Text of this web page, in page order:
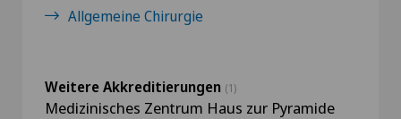
Allgemeine Chirurgie
Weitere Akkreditierungen (1)
Medizinisches Zentrum Haus zur Pyramide